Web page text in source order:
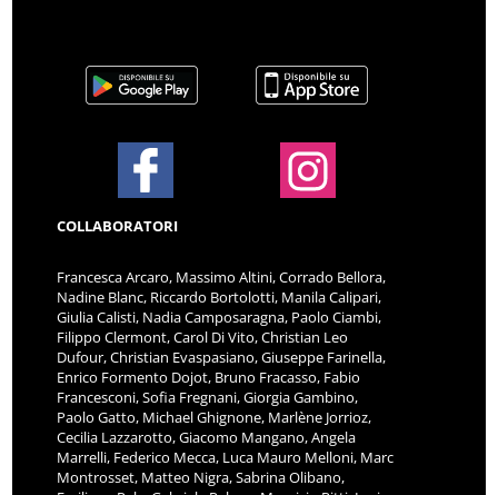
COLLABORATORI
Francesca Arcaro, Massimo Altini, Corrado Bellora,
Nadine Blanc, Riccardo Bortolotti, Manila Calipari,
Giulia Calisti, Nadia Camposaragna, Paolo Ciambi,
Filippo Clermont, Carol Di Vito, Christian Leo
Dufour, Christian Evaspasiano, Giuseppe Farinella,
Enrico Formento Dojot, Bruno Fracasso, Fabio
Francesconi, Sofia Fregnani, Giorgia Gambino,
Paolo Gatto, Michael Ghignone, Marlène Jorrioz,
Cecilia Lazzarotto, Giacomo Mangano, Angela
Marrelli, Federico Mecca, Luca Mauro Melloni, Marc
Montrosset, Matteo Nigra, Sabrina Olibano,